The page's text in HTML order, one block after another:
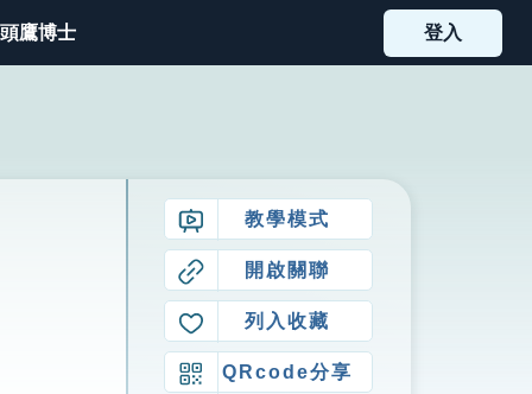
鷹博士 登入
教學模式
開啟關聯
列入收藏
QRcode分享